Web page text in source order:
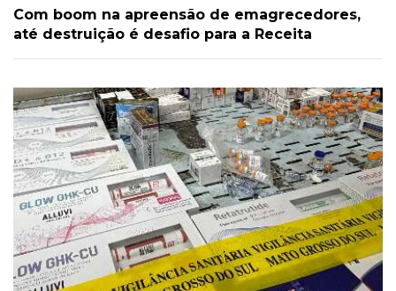
Com boom na apreensão de emagrecedores,
até destruição é desafio para a Receita